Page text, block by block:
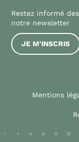
Restez informé
notre newsletter
JE M'INSCRIS
Mentions